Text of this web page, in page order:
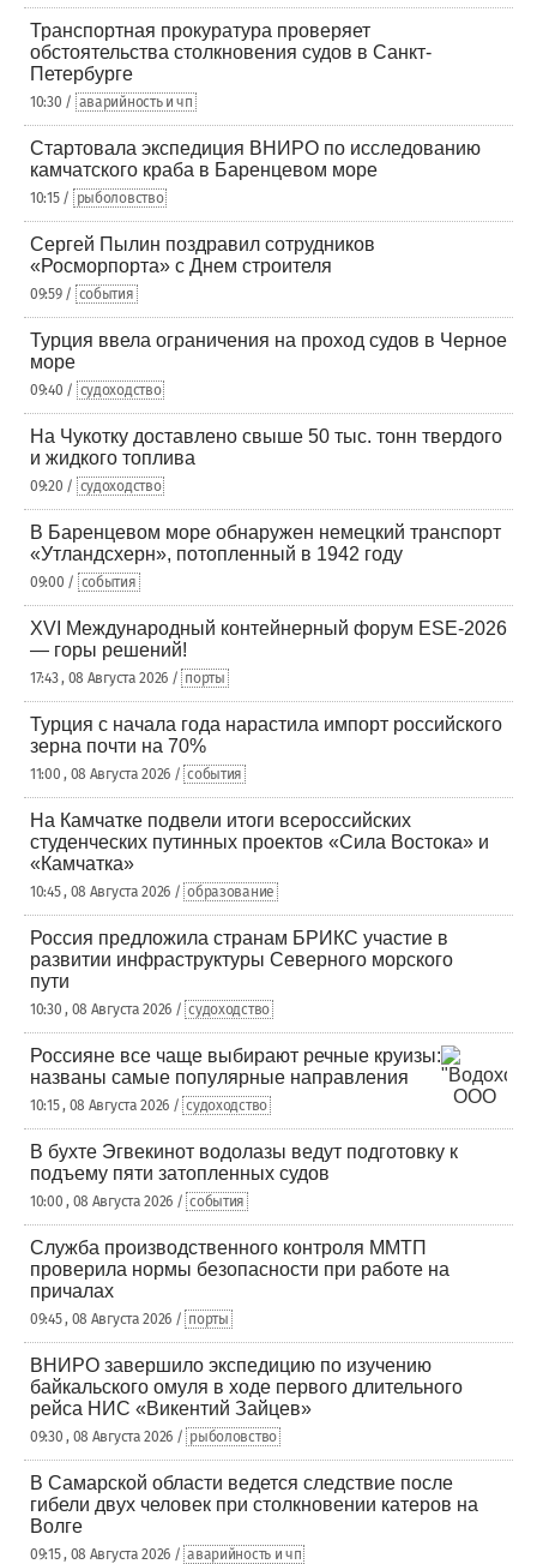
Транспортная прокуратура проверяет
обстоятельства столкновения судов в Санкт-
Петербурге
10:30 / аварийность и чп
Стартовала экспедиция ВНИРО по исследованию
камчатского краба в Баренцевом море
10:15 / рыболовство
Сергей Пылин поздравил сотрудников
«Росморпорта» с Днем строителя
09:59 / события
Турция ввела ограничения на проход судов в Черное
море
09:40 / судоходство
На Чукотку доставлено свыше 50 тыс. тонн твердого
и жидкого топлива
09:20 / судоходство
В Баренцевом море обнаружен немецкий транспорт
«Утландсхерн», потопленный в 1942 году
09:00 / события
XVI Международный контейнерный форум ESE-2026
— горы решений!
17:43 , 08 Августа 2026 / порты
Турция с начала года нарастила импорт российского
зерна почти на 70%
11:00 , 08 Августа 2026 / события
На Камчатке подвели итоги всероссийских
студенческих путинных проектов «Сила Востока» и
«Камчатка»
10:45 , 08 Августа 2026 / образование
Россия предложила странам БРИКС участие в
развитии инфраструктуры Северного морского
пути
10:30 , 08 Августа 2026 / судоходство
Россияне все чаще выбирают речные круизы:
названы самые популярные направления
10:15 , 08 Августа 2026 / судоходство
В бухте Эгвекинот водолазы ведут подготовку к
подъему пяти затопленных судов
10:00 , 08 Августа 2026 / события
Служба производственного контроля ММТП
проверила нормы безопасности при работе на
причалах
09:45 , 08 Августа 2026 / порты
ВНИРО завершило экспедицию по изучению
байкальского омуля в ходе первого длительного
рейса НИС «Викентий Зайцев»
09:30 , 08 Августа 2026 / рыболовство
В Самарской области ведется следствие после
гибели двух человек при столкновении катеров на
Волге
09:15 , 08 Августа 2026 / аварийность и чп